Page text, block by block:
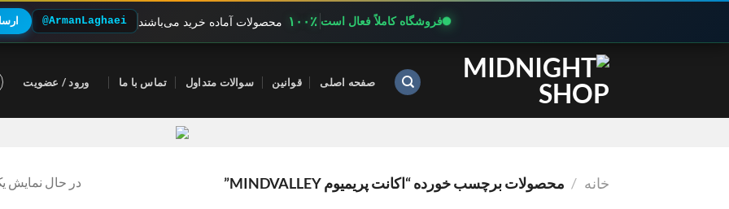
فروشگاه کاملاً فعال است ۱۰۰٪ محصولات آماده خرید می‌باشند @ArmanLaghaei
صفحه اصلی قوانین سوالات متداول تماس با ما ورود / عضویت
خانه / محصولات برچسب خورده “اکانت پریمیوم MINDVALLEY” در حال نمایش